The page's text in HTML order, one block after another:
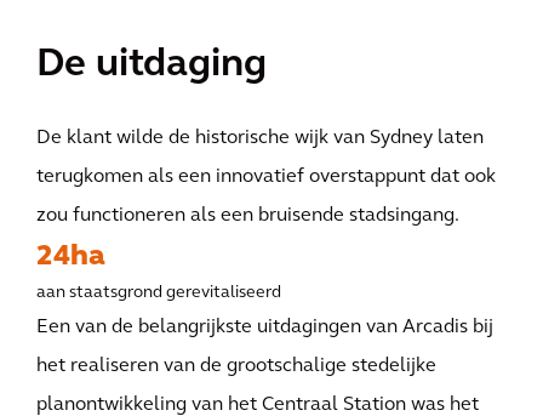
De uitdaging
De klant wilde de historische wijk van Sydney laten
terugkomen als een innovatief overstappunt dat ook
zou functioneren als een bruisende stadsingang.
24ha
aan staatsgrond gerevitaliseerd
Een van de belangrijkste uitdagingen van Arcadis bij
het realiseren van de grootschalige stedelijke
planontwikkeling van het Centraal Station was het